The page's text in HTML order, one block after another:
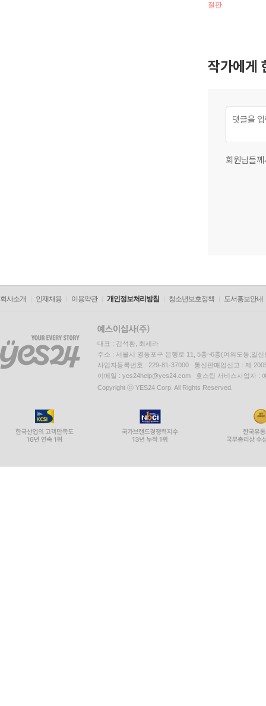
절판
작가에게
회원님들
회사소개 인재채용 이용약관 개인정보처리방침 청소년보호정책 도서홍보안내
대표 : 김석환, 최세라
주소 : 서울시 영등포구 은행로 11, 5층~6층(여의도동,일신
사업자등록번호 : 229-81-37000 통신판매업신고 : 제
이메일 : yes24help@yes24.com 호스팅 서비스사업자 :
Copyright ⓒ YES24 Corp. All Rights Reserved.